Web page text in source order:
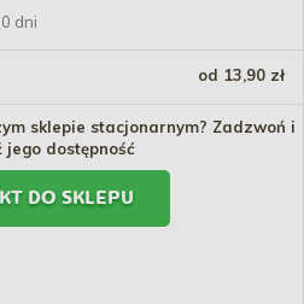
dni
od 13,90 zł
sklepie stacjonarnym? Zadzwoń i
jego dostępność
DO SKLEPU